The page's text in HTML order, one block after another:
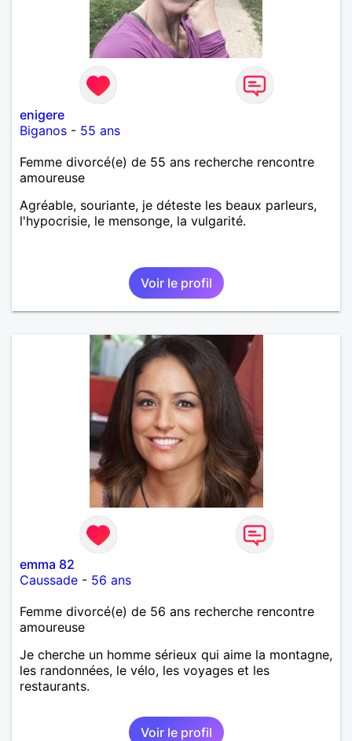
enigere
Biganos - 55 ans
Femme divorcé(e) de 55 ans recherche rencontre
amoureuse
Agréable, souriante, je déteste les beaux parleurs,
l'hypocrisie, le mensonge, la vulgarité.
Voir le profil
emma 82
Caussade - 56 ans
Femme divorcé(e) de 56 ans recherche rencontre
amoureuse
Je cherche un homme sérieux qui aime la montagne,
les randonnées, le vélo, les voyages et les
restaurants.
Voir le profil